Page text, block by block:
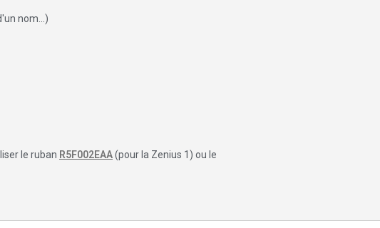
nom...)
le ruban R5F002EAA(pour la Zenius 1) ou le